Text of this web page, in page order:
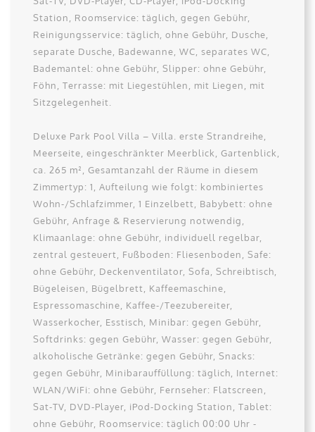
Station, Roomservice: täglich, gegen Gebühr,
Reinigungsservice: täglich, ohne Gebühr, Dusche,
separate Dusche, Badewanne, WC, separates WC,
Bademantel: ohne Gebühr, Slipper: ohne Gebühr,
Föhn, Terrasse: mit Liegestühlen, mit Liegen, mit
Sitzgelegenheit.
Deluxe Park Pool Villa – Villa. erste Strandreihe,
Meerseite, eingeschränkter Meerblick, Gartenblick,
ca. 265 m², Gesamtanzahl der Räume in diesem
Zimmertyp: 1, Aufteilung wie folgt: kombiniertes
Wohn-/Schlafzimmer, 1 Einzelbett, Babybett: ohne
Gebühr, Anfrage & Reservierung notwendig,
Klimaanlage: ohne Gebühr, individuell regelbar,
zentral gesteuert, Fußboden: Fliesenboden, Safe:
ohne Gebühr, Deckenventilator, Sofa, Schreibtisch,
Bügeleisen, Bügelbrett, Kaffeemaschine,
Espressomaschine, Kaffee-/Teezubereiter,
Wasserkocher, Esstisch, Minibar: gegen Gebühr,
Softdrinks: gegen Gebühr, Wasser: gegen Gebühr,
alkoholische Getränke: gegen Gebühr, Snacks:
gegen Gebühr, Minibarauffüllung: täglich, Internet:
WLAN/WiFi: ohne Gebühr, Fernseher: Flatscreen,
Sat-TV, DVD-Player, iPod-Docking Station, Tablet:
ohne Gebühr, Roomservice: täglich 00:00 Uhr -